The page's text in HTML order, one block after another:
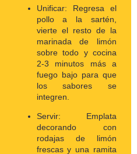
Unificar: Regresa el
pollo a la sartén,
vierte el resto de la
marinada de limón
sobre todo y cocina
2-3 minutos más a
fuego bajo para que
los sabores se
integren.
Servir: Emplata
decorando con
rodajas de limón
frescas y una ramita